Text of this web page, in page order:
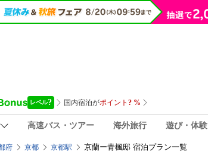
高速バス・ツアー 海外旅行 遊び・体験
府 京都 京都駅 京蘭ー青楓邸 宿泊プラン一覧